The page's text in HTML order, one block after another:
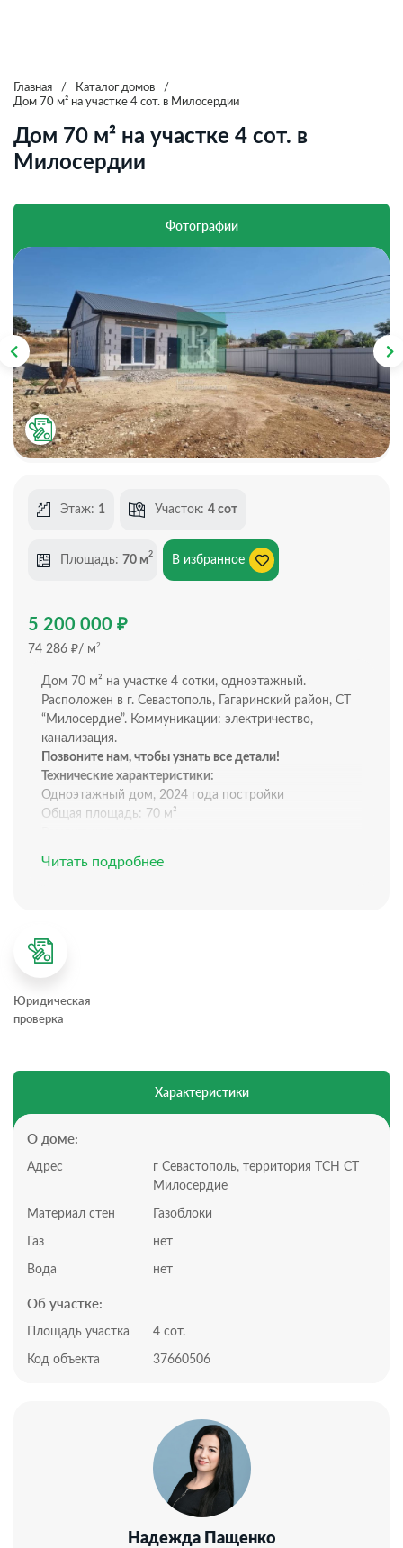
Главная / Каталог домов
/
Дом 70 м² на участке 4 сот. в Милосердии
Дом 70 м² на участке 4 сот. в
Милосердии
Фотографии
Этаж: 1 Участок: 4 сот
Площадь: 70 м2 В избранное
5 200 000 ₽
74 286 ₽/ м2
Дом 70 м² на участке 4 сотки, одноэтажный.
Расположен в г. Севастополь, Гагаринский район, СТ
“Милосердие”. Коммуникации: электричество,
канализация.
Позвоните нам, чтобы узнать все детали!
Технические характеристики:
Одноэтажный дом, 2024 года постройки
Общая площадь: 70 м²
подключить розетки и светильники
Всего 1 этаж, 2 комнаты
Участок:
Территория частично огорожена
Подъезд по грунтовой дороге
Позвоните нам, чтобы назначить просмотр!
Инфраструктура:
Всего 350 метров до дороги. Это гарантирует вам
всегда остаетесь на легком и удобном выезде.
Этот дом — готовый фундамент для вашей
счастливой жизни за городом. Отличный вариант для
финишным работам.
Мечтаете о собственном доме, но не хотите брать
предложение — идеальное решение!
Подходит для наличного расчета.
сделке.
Добавьте предложение в закладки, чтобы не
Читать подробнее
Юридическая
проверка
Характеристики
О доме:
Адрес
г Севастополь, территория ТСН СТ
Милосердие
Материал стен Газоблоки
Газ нет
Вода нет
Об участке:
Площадь участка 4 сот.
Код объекта 37660506
Надежда Пащенко